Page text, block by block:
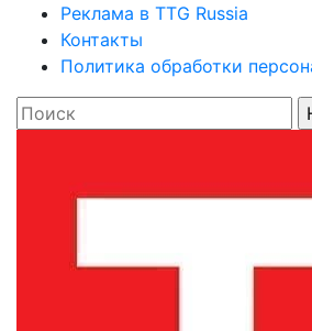
Реклама в TTG Russia
Контакты
Политика обработки